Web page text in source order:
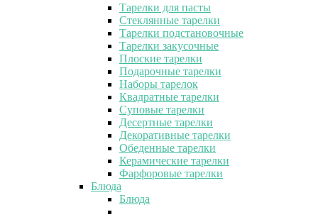
Тарелки для пасты
Стеклянные тарелки
Тарелки подстановочные
Тарелки закусочные
Плоские тарелки
Подарочные тарелки
Наборы тарелок
Квадратные тарелки
Суповые тарелки
Десертные тарелки
Декоративные тарелки
Обеденные тарелки
Керамические тарелки
Фарфоровые тарелки
Блюда
Блюда